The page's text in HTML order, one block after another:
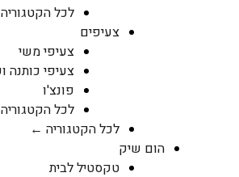
לכל
צעיפים
צעיפי משי
צעיפי כותנה
פונצ'ו
לכל
לכל הקטגוריה ←
הום שיק
טקסטיל לבית